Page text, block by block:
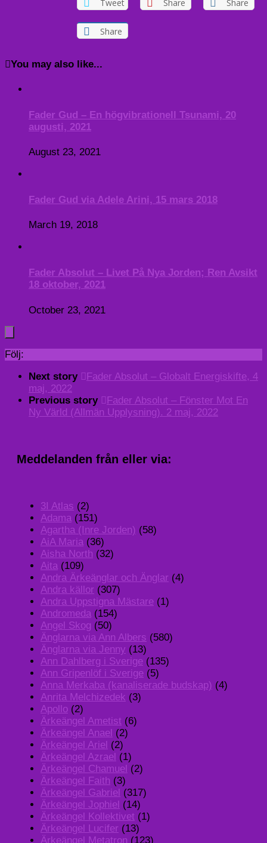
Tweet Share Share
Share
You may also like...
Fader Gud – En högvibrationell Tsunami, 20
augusti, 2021
August 23, 2021
Fader Gud via Adele Arini, 15 mars 2018
March 19, 2018
Fader Absolut – Livet På Nya Jorden; Ren Avsikt
18 oktober, 2021
October 23, 2021
Följ:
Next story
Fader Absolut – Globalt Energiskifte, 4
maj, 2022
Previous story
Fader Absolut – Fönster Mot En
Ny Värld (Allmän Upplysning). 2 maj, 2022
Meddelanden från eller via:
3I Atlas (2)
Adama (151)
Agartha (Inre Jorden) (58)
AiA Maria (36)
Aisha North (32)
Aita (109)
Andra Ärkeänglar och Änglar (4)
Andra källor (307)
Andra Uppstigna Mästare (1)
Andromeda (154)
Angel Skog (50)
Änglarna via Ann Albers (580)
Änglarna via Jenny (13)
Ann Dahlberg i Sverige (135)
Ann Gripenlöf i Sverige (5)
Anna Merkaba (kanaliserade budskap) (4)
Anrita Melchizedek (3)
Apollo (2)
Ärkeängel Ametist (6)
Ärkeängel Anael (2)
Ärkeängel Ariel (2)
Ärkeängel Azrael (1)
Ärkeängel Chamuel (2)
Ärkeängel Faith (3)
Ärkeängel Gabriel (317)
Ärkeängel Jophiel (14)
Ärkeängel Kollektivet (1)
Ärkeängel Lucifer (13)
Ärkeängel Metatron (123)